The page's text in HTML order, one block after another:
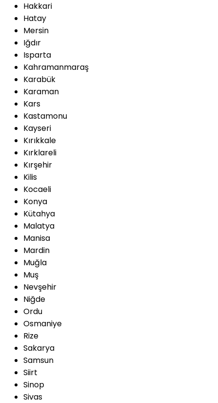
Hakkari
Hatay
Mersin
Iğdır
Isparta
Kahramanmaraş
Karabük
Karaman
Kars
Kastamonu
Kayseri
Kırıkkale
Kırklareli
Kırşehir
Kilis
Kocaeli
Konya
Kütahya
Malatya
Manisa
Mardin
Muğla
Muş
Nevşehir
Niğde
Ordu
Osmaniye
Rize
Sakarya
Samsun
Siirt
Sinop
Sivas